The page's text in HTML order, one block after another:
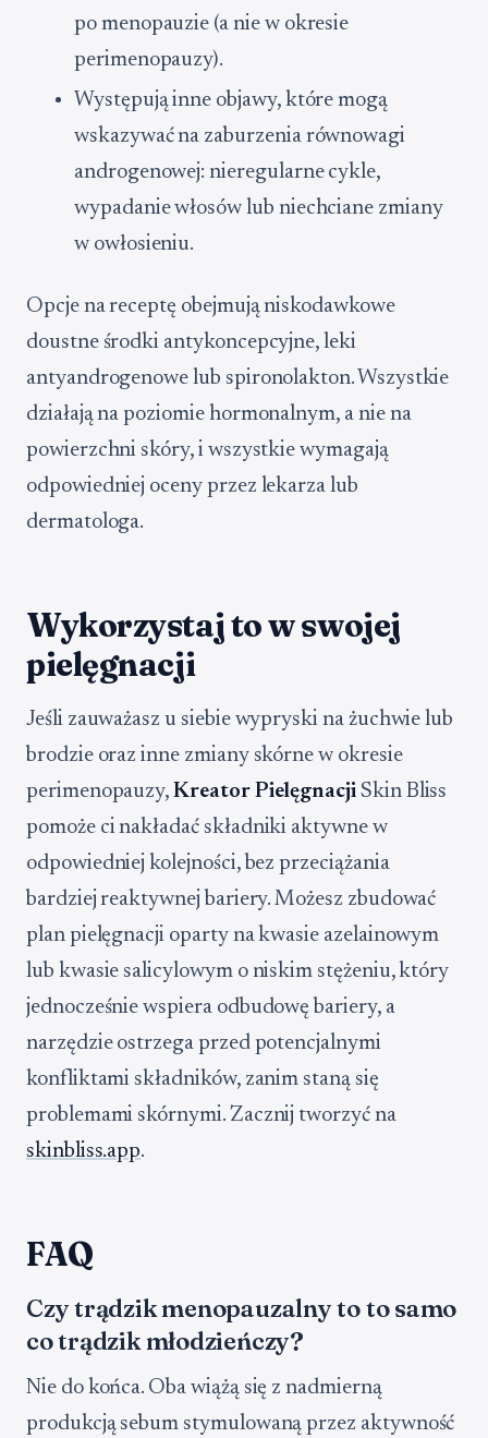
po menopauzie (a nie w okresie
perimenopauzy).
Występują inne objawy, które mogą
wskazywać na zaburzenia równowagi
androgenowej: nieregularne cykle,
wypadanie włosów lub niechciane zmiany
w owłosieniu.
Opcje na receptę obejmują niskodawkowe
doustne środki antykoncepcyjne, leki
antyandrogenowe lub spironolakton. Wszystkie
działają na poziomie hormonalnym, a nie na
powierzchni skóry, i wszystkie wymagają
odpowiedniej oceny przez lekarza lub
dermatologa.
Wykorzystaj to w swojej
pielęgnacji
Jeśli zauważasz u siebie wypryski na żuchwie lub
brodzie oraz inne zmiany skórne w okresie
perimenopauzy,Kreator PielęgnacjiSkin Bliss
pomoże ci nakładać składniki aktywne w
odpowiedniej kolejności, bez przeciążania
bardziej reaktywnej bariery. Możesz zbudować
plan pielęgnacji oparty na kwasie azelainowym
lub kwasie salicylowym o niskim stężeniu, który
jednocześnie wspiera odbudowę bariery, a
narzędzie ostrzega przed potencjalnymi
konfliktami składników, zanim staną się
problemami skórnymi. Zacznij tworzyć na
skinbliss.app.
FAQ
Czy trądzik menopauzalny to to samo
co trądzik młodzieńczy?
Nie do końca. Oba wiążą się z nadmierną
produkcją sebum stymulowaną przez aktywność